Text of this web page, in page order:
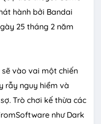
hành bởi Bandai
25 tháng 2 năm
sẽ vào vai một chiến
rẫy nguy hiểm và
Trò chơi kế thừa các
như Dark